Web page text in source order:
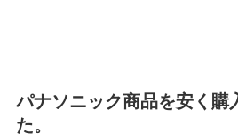
パナソニック商品を安く購
た。